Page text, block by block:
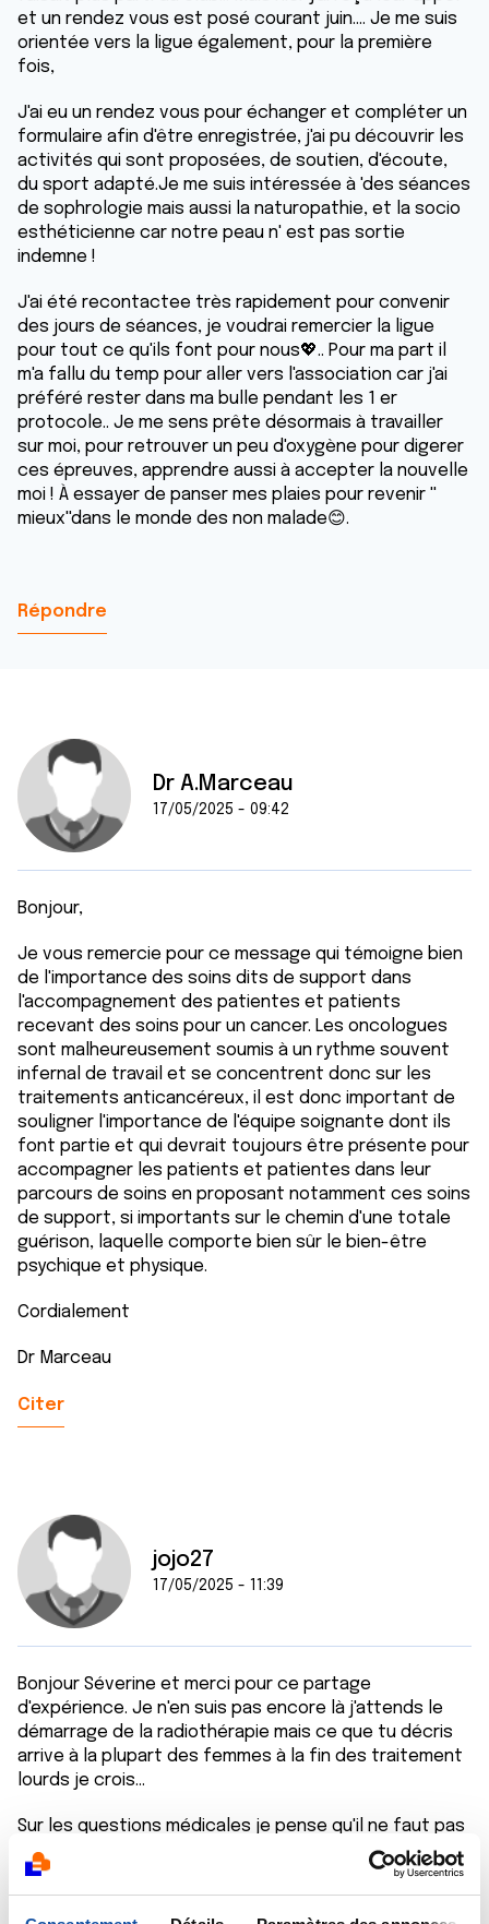
et un rendez vous est posé courant juin.... Je me suis
orientée vers la ligue également, pour la première
fois,
J'ai eu un rendez vous pour échanger et compléter un
formulaire afin d'être enregistrée, j'ai pu découvrir les
activités qui sont proposées, de soutien, d'écoute,
du sport adapté.Je me suis intéressée à 'des séances
de sophrologie mais aussi la naturopathie, et la socio
esthéticienne car notre peau n' est pas sortie
indemne !
J'ai été recontactee très rapidement pour convenir
des jours de séances, je voudrai remercier la ligue
pour tout ce qu'ils font pour nous💖.. Pour ma part il
m'a fallu du temp pour aller vers l'association car j'ai
préféré rester dans ma bulle pendant les 1 er
protocole.. Je me sens prête désormais à travailler
sur moi, pour retrouver un peu d'oxygène pour digerer
ces épreuves, apprendre aussi à accepter la nouvelle
moi ! À essayer de panser mes plaies pour revenir ''
mieux''dans le monde des non malade😊.
Répondre
Dr A.Marceau
17/05/2025 - 09:42
Bonjour,
Je vous remercie pour ce message qui témoigne bien
de l'importance des soins dits de support dans
l'accompagnement des patientes et patients
recevant des soins pour un cancer. Les oncologues
sont malheureusement soumis à un rythme souvent
infernal de travail et se concentrent donc sur les
traitements anticancéreux, il est donc important de
souligner l'importance de l'équipe soignante dont ils
font partie et qui devrait toujours être présente pour
accompagner les patients et patientes dans leur
parcours de soins en proposant notamment ces soins
de support, si importants sur le chemin d'une totale
guérison, laquelle comporte bien sûr le bien-être
psychique et physique.
Cordialement
Dr Marceau
Citer
jojo27
17/05/2025 - 11:39
Bonjour Séverine et merci pour ce partage
d'expérience. Je n'en suis pas encore là j'attends le
démarrage de la radiothérapie mais ce que tu décris
arrive à la plupart des femmes à la fin des traitement
lourds je crois...
Sur les questions médicales je pense qu'il ne faut pas
hésiter à retourner voir plus souvent son généraliste
et/ou son gyneco. Les miens m'ont tous deux dit que
pendant la phase de traitement lourd ils n'était pas